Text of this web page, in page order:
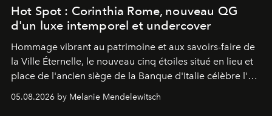
Hot Spot : Corinthia Rome, nouveau QG
d'un luxe intemporel et undercover
Hommage vibrant au patrimoine et aux savoirs-faire de
la Ville Éternelle, le nouveau cinq étoiles situé en lieu et
place de l'ancien siège de la Banque d'Italie célèbre l'art
05.08.2026 by Melanie Mendelewitsch